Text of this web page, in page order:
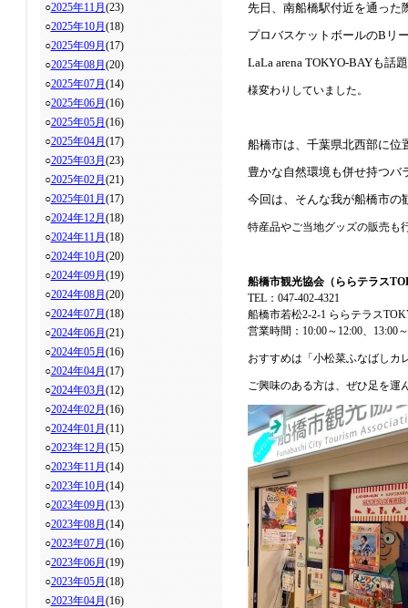
○2025年11月 (23)
○2025年10月 (18)
○2025年09月 (17)
○2025年08月 (20)
○2025年07月 (14)
○2025年06月 (16)
○2025年05月 (16)
○2025年04月 (17)
○2025年03月 (23)
○2025年02月 (21)
○2025年01月 (17)
○2024年12月 (18)
○2024年11月 (18)
○2024年10月 (20)
○2024年09月 (19)
○2024年08月 (20)
○2024年07月 (18)
○2024年06月 (21)
○2024年05月 (16)
○2024年04月 (17)
○2024年03月 (12)
○2024年02月 (16)
○2024年01月 (11)
○2023年12月 (15)
○2023年11月 (14)
○2023年10月 (14)
○2023年09月 (13)
○2023年08月 (14)
○2023年07月 (16)
○2023年06月 (19)
○2023年05月 (18)
○2023年04月 (16)
先日、南船橋駅付近を通った
プロバスケットボールのBリ
LaLa arena TOKYO-BAYも話
様変わりしていました。
船橋市は、 千葉県北西部に位
豊かな自然環境も併せ持つバ
今回は、そんな我が船橋市の
特産品やご当地グッズの販売も
船橋市観光協会（ららテラス
TEL：047-402-4321
船橋市若松2-2-1 ららテラス
営業時間：10:00～12:00、13:00
おすすめは「小松菜ふなばしカ
ご興味のある方は、ぜひ足を運